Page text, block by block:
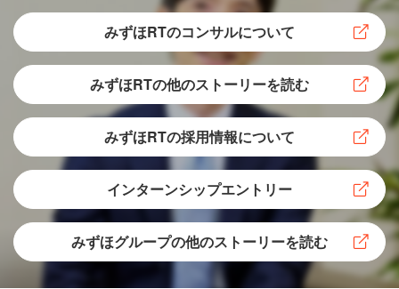
中村：より小規模な企業の場合は、ほとんどの経営
課題や対応策がすべて経営者の頭の中に入ってい
て、従業員もそれを認識していることが多いのです
が、ある程度の規模を超えると経営企画部門のよう
な部署を設けた組織的な対応が必要になります。
一方で、同じように組織的に対応しているより大規模な企
業と比べると、人的リソースが足りないことが多い。それ
でいて、東京証券取引所はPBR（株価純資産倍率）1倍割
みずほRTのコンサルについて
みずほRTの他のストーリーを読む
みずほRTの採用情報について
インターンシップエントリー
みずほグループの他のストーリーを読む